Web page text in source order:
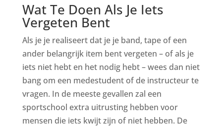
Wat Te Doen Als Je Iets
Vergeten Bent
Als je je realiseert dat je je band, tape of een
ander belangrijk item bent vergeten – of als je
iets niet hebt en het nodig hebt – wees dan niet
bang om een medestudent of de instructeur te
vragen. In de meeste gevallen zal een
sportschool extra uitrusting hebben voor
mensen die iets kwijt zijn of niet hebben. De